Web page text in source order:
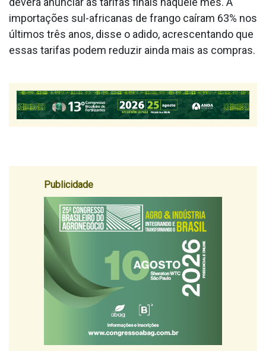
importações sul-africanas de frango caíram 63% nos
últimos três anos, disse o adido, acrescentando que
essas tarifas podem reduzir ainda mais as compras.
Publicidade